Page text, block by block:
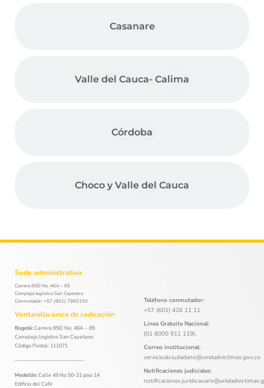
Casanare
Valle del Cauca- Calima
Córdoba
Choco y Valle del Cauca
Sede administrativa
Carrera 85D No. 46A – 65
Complejo logístico San Cayetano
Conmutador: +57 (601) 7965150
Ventanilla única de radicación
Bogotá:Carrera 85D No. 46A – 65
Complejo logístico San Cayetano
Código Postal: 111071
Medellín:Calle 49 No 50-21 piso 14
Edificio del Café
Teléfono conmutador:
+57 (601) 426 11 11.
Línea Gratuita Nacional:
(01 8000 911 119).
Correo institucional:
servicioalciudadano@unidadvictimas.gov.co
Notificaciones judiciales: